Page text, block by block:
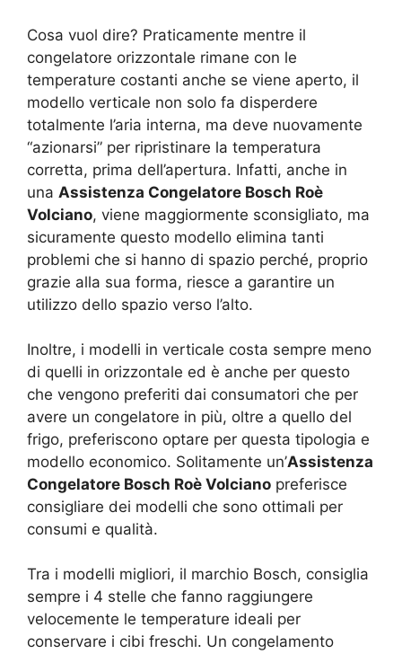
Cosa vuol dire? Praticamente mentre il
congelatore orizzontale rimane con le
temperature costanti anche se viene aperto, il
modello verticale non solo fa disperdere
totalmente l’aria interna, ma deve nuovamente
“azionarsi” per ripristinare la temperatura
corretta, prima dell’apertura. Infatti, anche in
una Assistenza Congelatore Bosch Roè
Volciano, viene maggiormente sconsigliato, ma
sicuramente questo modello elimina tanti
problemi che si hanno di spazio perché, proprio
grazie alla sua forma, riesce a garantire un
utilizzo dello spazio verso l’alto.
Inoltre, i modelli in verticale costa sempre meno
di quelli in orizzontale ed è anche per questo
che vengono preferiti dai consumatori che per
avere un congelatore in più, oltre a quello del
frigo, preferiscono optare per questa tipologia e
modello economico. Solitamente un’Assistenza
Congelatore Bosch Roè Volciano preferisce
consigliare dei modelli che sono ottimali per
consumi e qualità.
Tra i modelli migliori, il marchio Bosch, consiglia
sempre i 4 stelle che fanno raggiungere
velocemente le temperature ideali per
conservare i cibi freschi. Un congelamento